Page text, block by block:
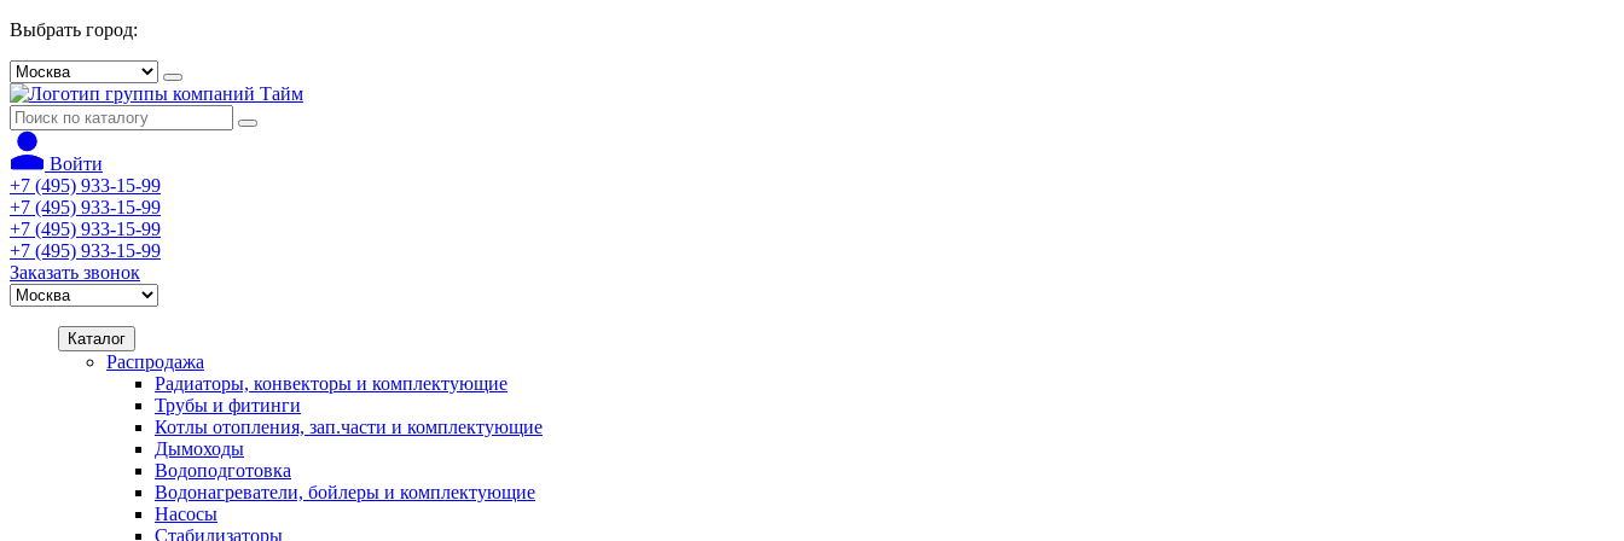
Выбрать город:
Войти
+7 (495) 933-15-99
+7 (495) 933-15-99
+7 (495) 933-15-99
+7 (495) 933-15-99
Заказать звонок
Каталог
Распродажа
Радиаторы, конвекторы и комплектующие
Трубы и фитинги
Котлы отопления, зап.части и комплектующие
Дымоходы
Водоподготовка
Водонагреватели, бойлеры и комплектующие
Насосы
Стабилизаторы